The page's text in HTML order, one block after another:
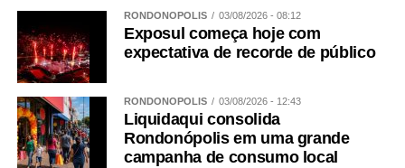
RONDONÓPOLIS 03/08/2026 - 08:12
Exposul começa hoje com
expectativa de recorde de público
RONDONÓPOLIS 03/08/2026 - 12:43
Liquidaqui consolida
Rondonópolis em uma grande
campanha de consumo local